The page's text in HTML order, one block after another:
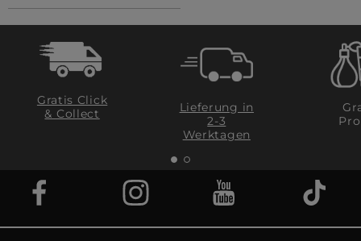
Gratis Click
& Collect
Lieferung in
2-3
Werktagen